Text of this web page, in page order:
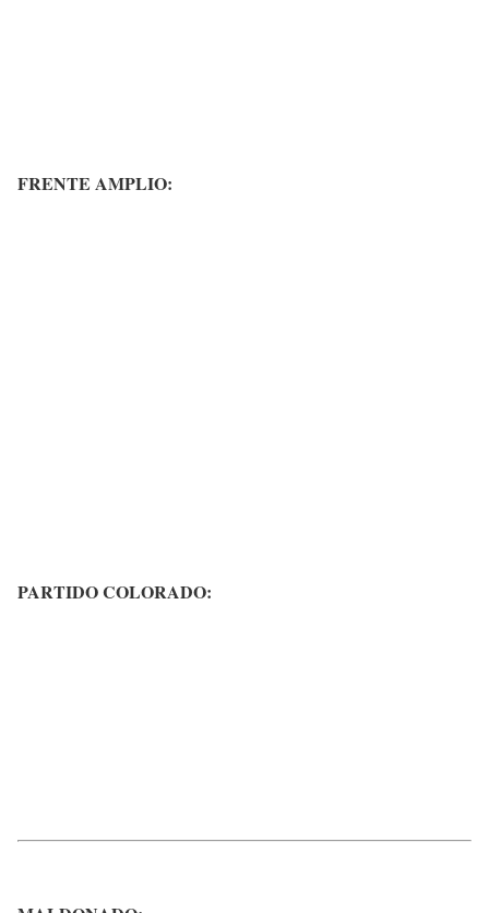
FRENTE AMPLIO:
PARTIDO COLORADO: